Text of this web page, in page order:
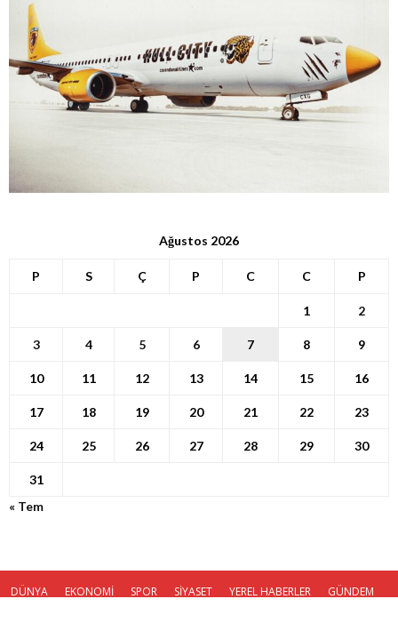
Ağustos 2026
P S Ç P C C P
1 2
3 4 5 6 7 8 9
10 11 12 13 14 15 16
17 18 19 20 21 22 23
24 25 26 27 28 29 30
31
« Tem
DÜNYA EKONOMİ SPOR SİYASET YEREL HABERLER
GÜNDEM